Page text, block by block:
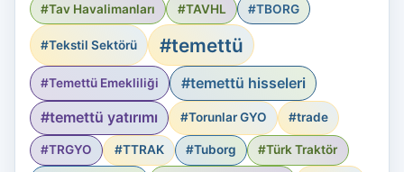
#Tav Havalimanları #TAVHL #TBORG
#Tekstil Sektörü #temettü
#Temettü Emekliliği
#temettü hisseleri
#temettü yatırımı
#Torunlar GYO #trade
#TRGYO #TTRAK #Tuborg #Türk Traktör